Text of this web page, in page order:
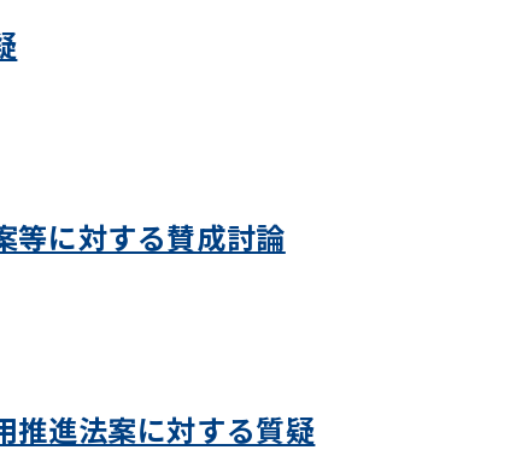
等に対する賛成討論
推進法案に対する質疑